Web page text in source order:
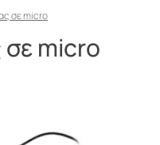
σε micro
micro